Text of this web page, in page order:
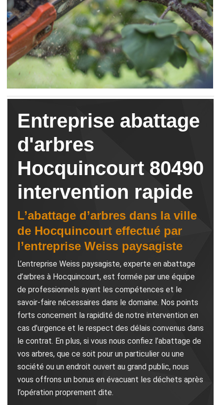
Entreprise abattage
d'arbres
Hocquincourt 80490
intervention rapide
L’abattage d’arbres dans la ville
de Hocquincourt effectué par
l’entreprise Weiss paysagiste
L’entreprise Weiss paysagiste, experte en abattage
d’arbres à Hocquincourt, est formée par une équipe
de professionnels ayant les compétences et le
savoir-faire nécessaires dans le domaine. Nos points
forts concernent la rapidité de notre intervention en
cas d’urgence et le respect des délais convenus dans
le contrat. En plus, si vous nous confiez l’abattage de
vos arbres, que ce soit pour un particulier ou une
société ou un endroit ouvert au grand public, nous
vous offrons un bonus en évacuant les déchets après
l’opération proprement dite.